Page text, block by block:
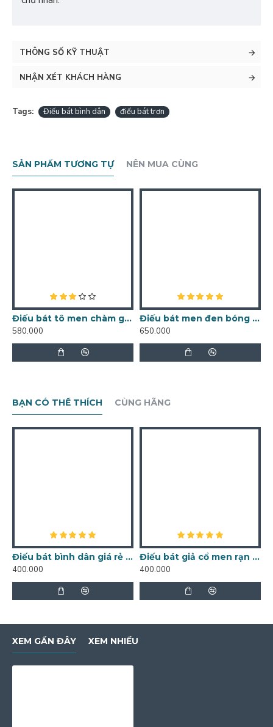
THÔNG SỐ KỸ THUẬT
NHẬN XÉT KHÁCH HÀNG
Tags: Điếu bát bình dân điếu bát trơn
SẢN PHẨM TƯƠNG TỰ NÊN MUA CÙNG
Điếu bát tô men chàm giả cổ DB10
580.000
Điếu bát men đen bóng bọc đồng DB11
650.000
BẠN CÓ THỂ THÍCH CÙNG HÃNG
Điếu bát bình dân giá rẻ Bát Tràng DB35
400.000
Điếu bát giả cổ men rạn Bát Tràng DB01B
400.000
XEM GẦN ĐÂY XEM NHIỀU